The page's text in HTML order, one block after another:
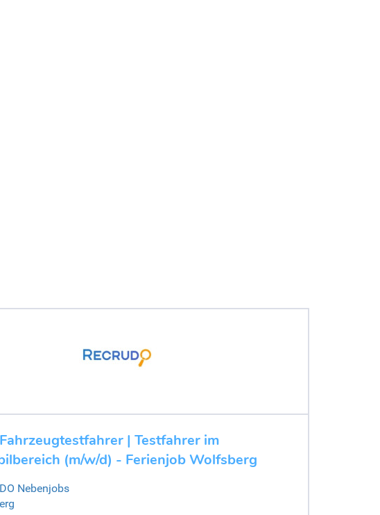
| Testfahrer im
(m/w/d) - Ferienjob Wolfsberg
Nebenjobs